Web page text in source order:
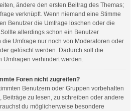
ändere den ersten Beitrag des Themas;
verknüpft. Wenn niemand eine Stimme
Benutzer die Umfrage löschen oder die
allerdings schon ein Benutzer
die Umfrage nur noch von Moderatoren oder
gelöscht werden. Dadurch soll die
Umfragen verhindert werden.
Foren nicht zugreifen?
Benutzern oder Gruppen vorbehalten
Beiträge zu lesen, zu schreiben oder andere
du möglicherweise besondere